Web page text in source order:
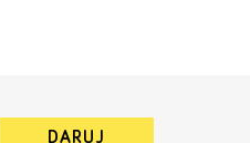
DARUJ